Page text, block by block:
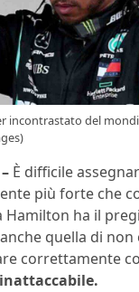
incontrastato del
È difficile
più forte che
Hamilton ha il
quella di
correttamente